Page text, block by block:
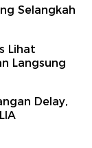
Selangkah
Lihat
Langsung
Delay,